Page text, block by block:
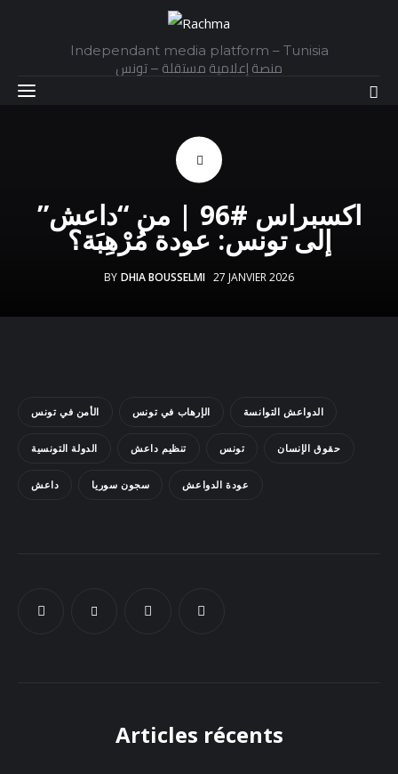
Independant media platform – Tunisia
منصة إعلامية مستقلة – تونس
Daily
Sounds
اكسبراس #96 | من “داعش”
إلى تونس: عودة مُرْهِبَة؟
BY DHIA BOUSSELMI 27 JANVIER 2026
الأمن في تونس الإرهاب في تونس الدواعش التوانسة
الدولة التونسية تنظيم داعش تونس حقوق الإنسان
داعش سجون سوريا عودة الدواعش
Articles récents